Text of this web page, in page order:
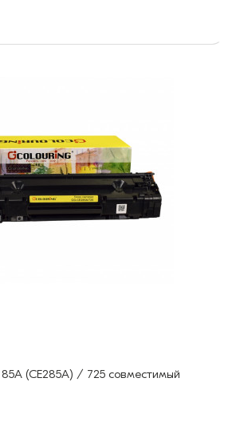
(CE285A) / 725 совместимый